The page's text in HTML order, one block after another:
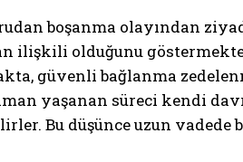
boşanma olayından
ilişkili olduğunu
güvenli bağlanma
yaşanan süreci kendi
Bu düşünce uzun vadede